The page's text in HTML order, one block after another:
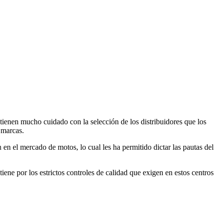
tienen mucho cuidado con la selección de los distribuidores que los
el mercado de motos, lo cual les ha permitido dictar las pautas del
por los estrictos controles de calidad que exigen en estos centros